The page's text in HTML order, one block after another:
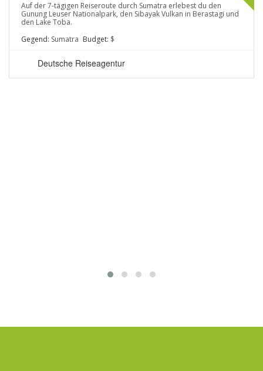
Auf der 7-tägigen Reiseroute durch Sumatra erlebest du den
Gunung Leuser Nationalpark, den Sibayak Vulkan in Berastagi und
den Lake Toba.
Gegend: Sumatra Budget: $
Deutsche Reiseagentur